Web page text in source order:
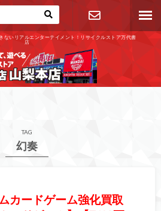
ないリアルエンターテイメント！リサイクルストア万代書
店
お問い合わ
せ
TAG
幻奏
カードゲーム強化買取